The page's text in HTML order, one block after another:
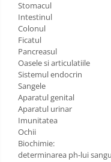
Stomacul
Intestinul
Colonul
Ficatul
Pancreasul
Oasele si articulatiile
Sistemul endocrin
Sangele
Aparatul genital
Aparatul urinar
Imunitatea
Ochii
Biochimie:
determinarea ph-lui